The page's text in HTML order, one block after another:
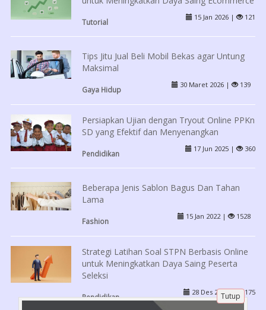
Tutorial
15 Jan 2026 | 121
Tips Jitu Jual Beli Mobil Bekas agar Untung
Maksimal
Gaya Hidup
30 Maret 2026 | 139
Persiapkan Ujian dengan Tryout Online PPKn
SD yang Efektif dan Menyenangkan
Pendidikan
17 Jun 2025 | 360
Beberapa Jenis Sablon Bagus Dan Tahan
Lama
Fashion
15 Jan 2022 | 1528
Strategi Latihan Soal STPN Berbasis Online
untuk Meningkatkan Daya Saing Peserta
Seleksi
Pendidikan
28 Des 2025 | 175
Tutup